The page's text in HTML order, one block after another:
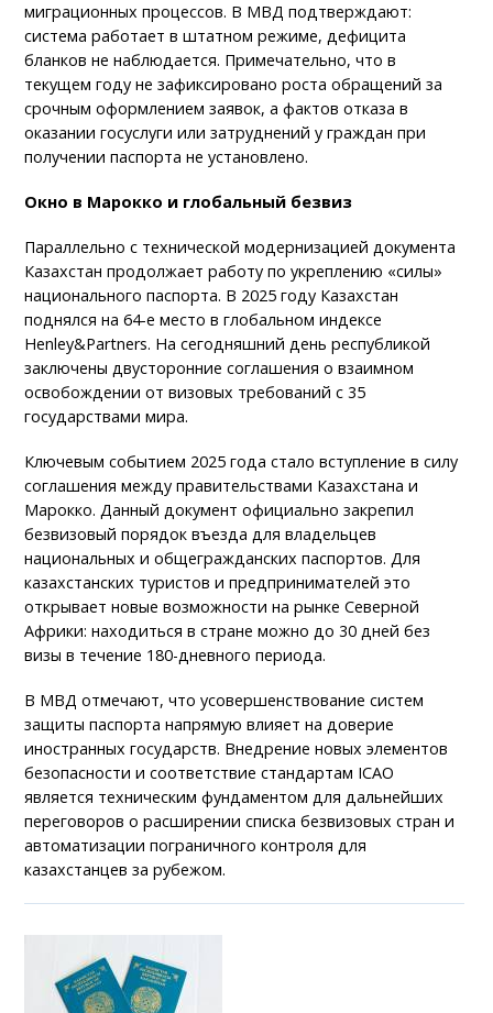
миграционных процессов. В МВД подтверждают:
система работает в штатном режиме, дефицита
бланков не наблюдается. Примечательно, что в
текущем году не зафиксировано роста обращений за
срочным оформлением заявок, а фактов отказа в
оказании госуслуги или затруднений у граждан при
получении паспорта не установлено.
Окно в Марокко и глобальный безвиз
Параллельно с технической модернизацией документа
Казахстан продолжает работу по укреплению «силы»
национального паспорта. В 2025 году Казахстан
поднялся на 64-е место в глобальном индексе
Henley&Partners. На сегодняшний день республикой
заключены двусторонние соглашения о взаимном
освобождении от визовых требований с 35
государствами мира.
Ключевым событием 2025 года стало вступление в силу
соглашения между правительствами Казахстана и
Марокко. Данный документ официально закрепил
безвизовый порядок въезда для владельцев
национальных и общегражданских паспортов. Для
казахстанских туристов и предпринимателей это
открывает новые возможности на рынке Северной
Африки: находиться в стране можно до 30 дней без
визы в течение 180-дневного периода.
В МВД отмечают, что усовершенствование систем
защиты паспорта напрямую влияет на доверие
иностранных государств. Внедрение новых элементов
безопасности и соответствие стандартам ICAO
является техническим фундаментом для дальнейших
переговоров о расширении списка безвизовых стран и
автоматизации пограничного контроля для
казахстанцев за рубежом.